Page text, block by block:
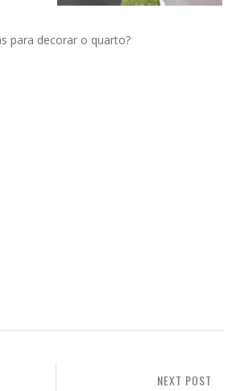
para decorar o quarto?
NEXT POST